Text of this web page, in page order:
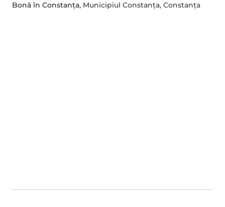
Bonă în Constanța, Municipiul Constanţa, Constanţa